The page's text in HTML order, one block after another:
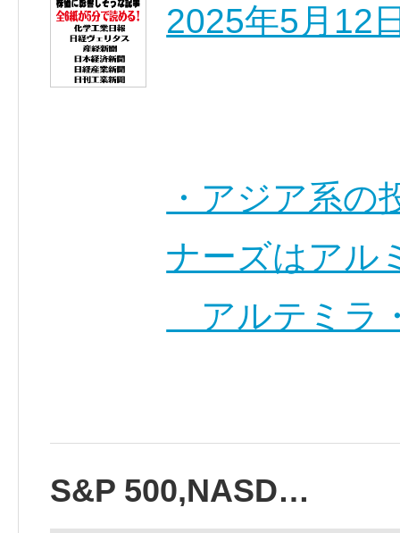
2025年5月12
・アジア系の
ナーズはアル
アルテミ
S&P 500,NASD…